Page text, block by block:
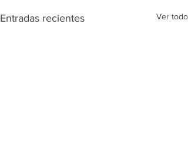
Entradas recientes Ver todo